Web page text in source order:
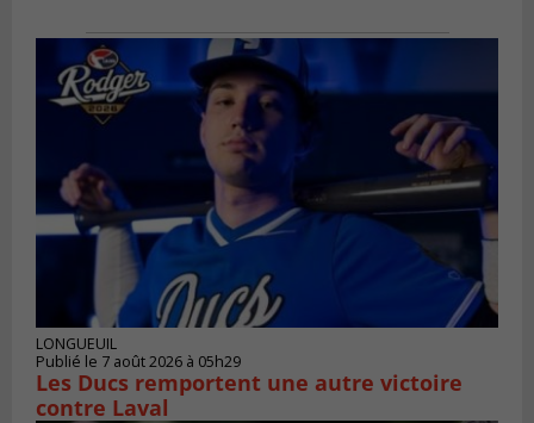
LONGUEUIL
Publié le 7 août 2026 à 05h29
Les Ducs remportent une autre victoire
contre Laval